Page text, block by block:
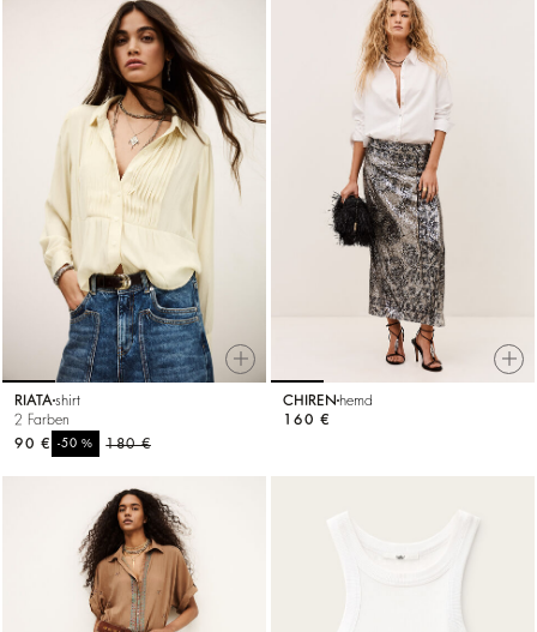
RIATA shirt
2 Farben
180 €
-50%
90 €
CHIREN hemd
160 €